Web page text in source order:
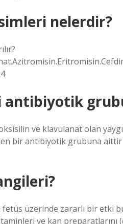
nelerdir?
ve klavulanat olan
bir antibiyotik grubuna
fetüs üzerinde zararlı bir etki
ve kan